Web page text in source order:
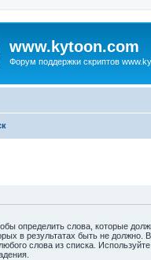
www.kytoon.com
Форум поддержки скриптов
определить слова, которые
в результатах быть не должно.
слова из списка. Используйте